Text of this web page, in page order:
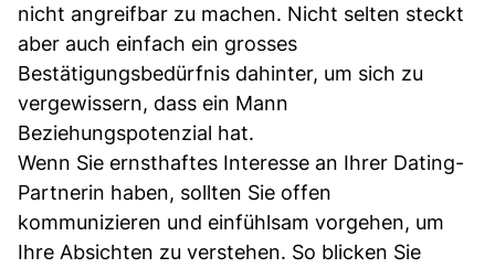
nicht angreifbar zu machen. Nicht selten steckt
aber auch einfach ein grosses
Bestätigungsbedürfnis dahinter, um sich zu
vergewissern, dass ein Mann
Beziehungspotenzial hat.
Wenn Sie ernsthaftes Interesse an Ihrer Dating-
Partnerin haben, sollten Sie offen
kommunizieren und einfühlsam vorgehen, um
Ihre Absichten zu verstehen. So blicken Sie